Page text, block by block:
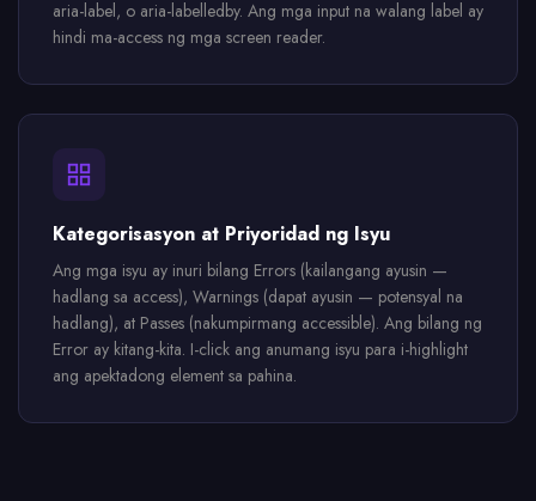
aria-label, o aria-labelledby. Ang mga input na walang label ay
hindi ma-access ng mga screen reader.
Kategorisasyon at Priyoridad ng Isyu
Ang mga isyu ay inuri bilang Errors (kailangang ayusin —
hadlang sa access), Warnings (dapat ayusin — potensyal na
hadlang), at Passes (nakumpirmang accessible). Ang bilang ng
Error ay kitang-kita. I-click ang anumang isyu para i-highlight
ang apektadong element sa pahina.